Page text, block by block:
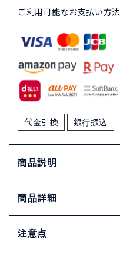
ご利用可能なお支払い方法
代金引換 銀行振込
商品説明
商品詳細
注意点